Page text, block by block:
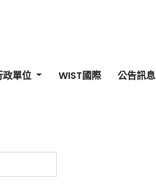
政單位 WIST國際 公告訊息